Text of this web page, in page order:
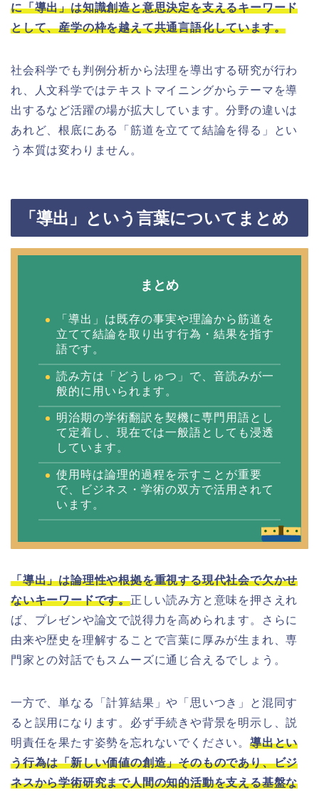
に「導出」は知識創造と意思決定を支えるキーワード
として、産学の枠を越えて共通言語化しています。
社会科学でも判例分析から法理を導出する研究が行わ
れ、人文科学ではテキストマイニングからテーマを導
出するなど活躍の場が拡大しています。分野の違いは
あれど、根底にある「筋道を立てて結論を得る」とい
う本質は変わりません。
「導出」という言葉についてまとめ
まとめ
「導出」は既存の事実や理論から筋道を
立てて結論を取り出す行為・結果を指す
語です。
読み方は「どうしゅつ」で、音読みが一
般的に用いられます。
明治期の学術翻訳を契機に専門用語とし
て定着し、現在では一般語としても浸透
しています。
使用時は論理的過程を示すことが重要
で、ビジネス・学術の双方で活用されて
います。
「導出」は論理性や根拠を重視する現代社会で欠かせ
ないキーワードです。正しい読み方と意味を押さえれ
ば、プレゼンや論文で説得力を高められます。さらに
由来や歴史を理解することで言葉に厚みが生まれ、専
門家との対話でもスムーズに通じ合えるでしょう。
一方で、単なる「計算結果」や「思いつき」と混同す
ると誤用になります。必ず手続きや背景を明示し、説
明責任を果たす姿勢を忘れないでください。 導出とい
う行為は「新しい価値の創造」そのものであり、ビジ
ネスから学術研究まで人間の知的活動を支える基盤な